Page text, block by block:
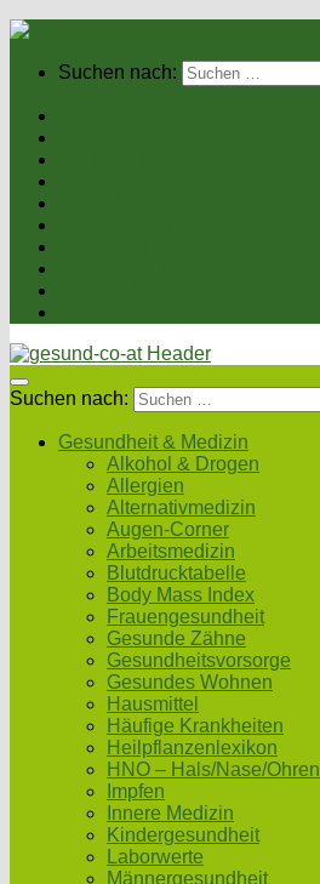
Suchen nach:
Suchen nach:
Gesundheit & Medizin
Alkohol & Drogen
Allergien
Alternativmedizin
Augen-Corner
Arbeitsmedizin
Blutdrucktabelle
Body Mass Index
Frauengesundheit
Gesunde Zähne
Gesundheitsvorsorge
Gesundes Wohnen
Hausmittel
Häufige Krankheiten
Heilpflanzenlexikon
HNO – Hals/Nase/Ohren
Impfen
Innere Medizin
Kindergesundheit
Laborwerte
Männergesundheit